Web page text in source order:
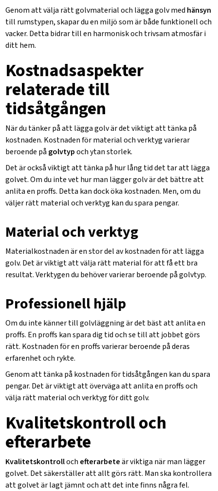
Genom att välja rätt golvmaterial och lägga golv med hänsyn
till rumstypen, skapar du en miljö som är både funktionell och
vacker. Detta bidrar till en harmonisk och trivsam atmosfär i
ditt hem.
Kostnadsaspekter
relaterade till
tidsåtgången
När du tänker på att lägga golv är det viktigt att tänka på
kostnaden. Kostnaden för material och verktyg varierar
beroende på golvtypoch ytan storlek.
Det är också viktigt att tänka på hur lång tid det tar att lägga
golvet. Om du inte vet hur man lägger golv är det bättre att
anlita en proffs. Detta kan dock öka kostnaden. Men, om du
väljer rätt material och verktyg kan du spara pengar.
Material och verktyg
Materialkostnaden är en stor del av kostnaden för att lägga
golv. Det är viktigt att välja rätt material för att få ett bra
resultat. Verktygen du behöver varierar beroende på golvtyp.
Professionell hjälp
Om du inte känner till golvläggning är det bäst att anlita en
proffs. En proffs kan spara dig tid och se till att jobbet görs
rätt. Kostnaden för en proffs varierar beroende på deras
erfarenhet och rykte.
Genom att tänka på kostnaden för tidsåtgången kan du spara
pengar. Det är viktigt att överväga att anlita en proffs och
välja rätt material och verktyg för ditt golv.
Kvalitetskontroll och
efterarbete
Kvalitetskontrolloch efterarbeteär viktiga när man lägger
golvet. Det säkerställer att allt görs rätt. Man ska kontrollera
att golvet är lagt jämnt och att det inte finns några fel.